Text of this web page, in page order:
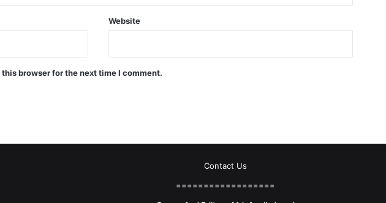
Website
browser for the next time I comment.
Contact Us
==================